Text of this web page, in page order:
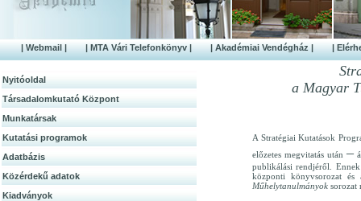
| Webmail | | MTA Vári Telefonkönyv | | Akadémiai Vendégház | |
Nyitóoldal
Társadalomkutató Központ
Munkatársak
Kutatási programok
Adatbázis
Közérdek­ű adatok
Kiadványok
a Magyar
A Stratégiai Kutatások
előzetes megvitatás után –
publikálási rendjéről.
központi könyvsorozat és
Műhelytanulmányok sorozat